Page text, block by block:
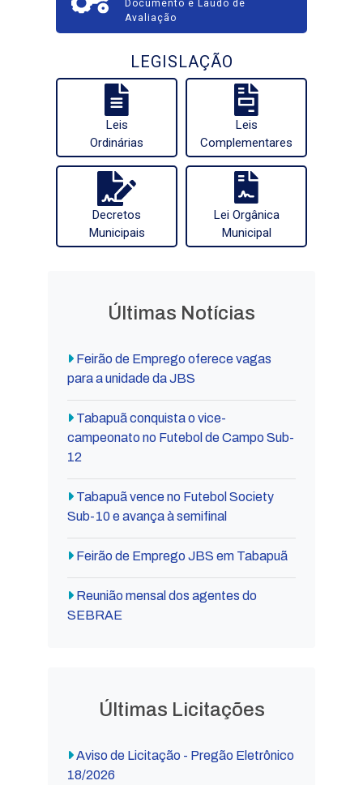
Documento e Laudo de
Avaliação
LEGISLAÇÃO
Leis
Ordinárias
Leis
Complementares
Decretos
Municipais
Lei Orgânica
Municipal
Últimas Notícias
Feirão de Emprego oferece vagas
para a unidade da JBS
Tabapuã conquista o vice-
campeonato no Futebol de Campo Sub-
12
Tabapuã vence no Futebol Society
Sub-10 e avança à semifinal
Feirão de Emprego JBS em Tabapuã
Reunião mensal dos agentes do
SEBRAE
Últimas Licitações
Aviso de Licitação - Pregão Eletrônico
18/2026